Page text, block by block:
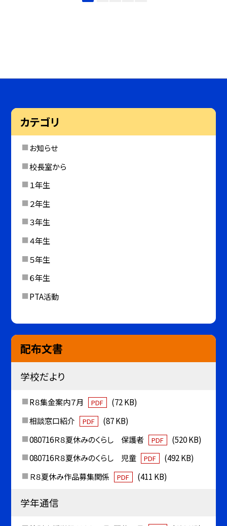
カテゴリ
お知らせ
校長室から
１年生
２年生
３年生
４年生
５年生
６年生
PTA活動
配布文書
学校だより
R８集金案内７月 PDF
(72 KB)
相談窓口紹介
PDF
(87 KB)
080716Ｒ８夏休みのくらし 保護者
PDF
(520 KB)
080716Ｒ８夏休みのくらし 児童
PDF
(492 KB)
Ｒ８夏休み作品募集関係
PDF (411 KB)
学年通信